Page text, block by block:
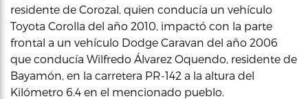
residente de Corozal, quien conducía un vehículo
Toyota Corolla del año 2010, impactó con la parte
frontal a un vehículo Dodge Caravan del año 2006
que conducía Wilfredo Álvarez Oquendo, residente de
Bayamón, en la carretera PR-142 a la altura del
Kilómetro 6.4 en el mencionado pueblo.